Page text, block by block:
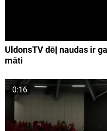
UldonsTV dēļ naudas ir
māti
0:16